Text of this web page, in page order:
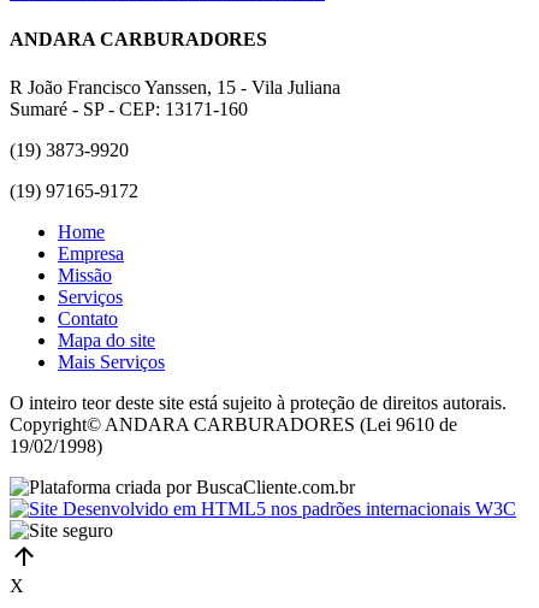
ANDARA CARBURADORES
R João Francisco Yanssen, 15 - Vila Juliana
Sumaré - SP - CEP: 13171-160
(19) 3873-9920
(19) 97165-9172
Home
Empresa
Missão
Serviços
Contato
Mapa do site
Mais Serviços
O inteiro teor deste site está sujeito à proteção de direitos autorais.
Copyright© ANDARA CARBURADORES (Lei 9610 de
19/02/1998)
X